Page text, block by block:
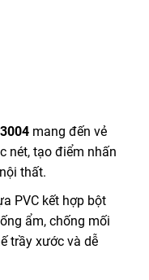
mang đến vẻ
nét, tạo điểm nhấn
thất.
PVC kết hợp bột
ẩm, chống mối
trầy xước và dễ